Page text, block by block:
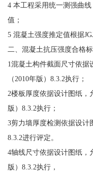
4 本工程采用统一测强曲
值；
5 混凝土强度推定值根据
二、混凝土抗压强度合格
1混凝土构件截面尺寸依据
（2010年版）8.3.2执行；
2楼板厚度依据设计图纸，
版）8.3.2执行；
3剪力墙厚度检测依据设计
8.3.2进行评定。
4轴线尺寸依据设计图纸，
版）8.3.2执行，